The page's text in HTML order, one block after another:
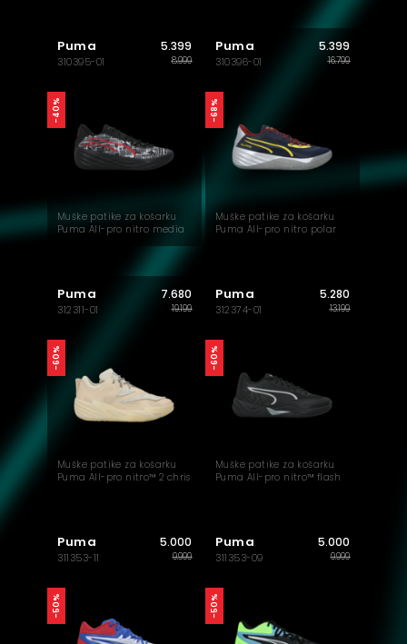
Puma
310395-01
5.399
8.999
Muške patike za košarku
Puma All-pro nitro media
-40%
Puma
310396-01
5.399
16.799
Muške patike za košarku
Puma All-pro nitro polar
-68%
Puma
312311-01
7.680
19.199
Muške patike za košarku
Puma All-pro nitro™ 2 chris
-60%
Puma
312374-01
5.280
13.199
Muške patike za košarku
Puma All-pro nitro™ flash
-60%
Puma
311353-11
5.000
9.999
-50%
Puma
311353-09
5.000
9.999
-50%